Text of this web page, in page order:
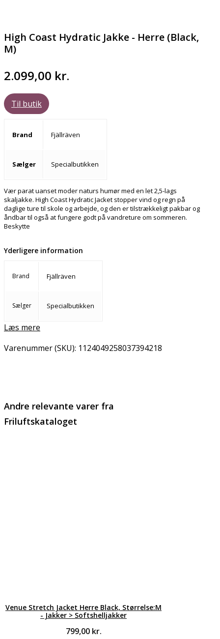
High Coast Hydratic Jakke - Herre (Black,
M)
2.099,00 kr.
Til butik
Brand Fjällräven
Sælger Specialbutikken
Vær parat uanset moder naturs humør med en let 2,5-lags
skaljakke. High Coast Hydratic Jacket stopper vind og regn på
daglige ture til skole og arbejde, og den er tilstrækkeligt pakbar og
åndbar til også at fungere godt på vandreture om sommeren.
Beskytte
Yderligere information
Brand Fjällräven
Sælger Specialbutikken
Læs mere
Varenummer (SKU): 1124049258037394218
Andre relevante varer fra
Friluftskataloget
Venue Stretch Jacket Herre Black, Størrelse:M
- Jakker > Softshelljakker
799,00 kr.